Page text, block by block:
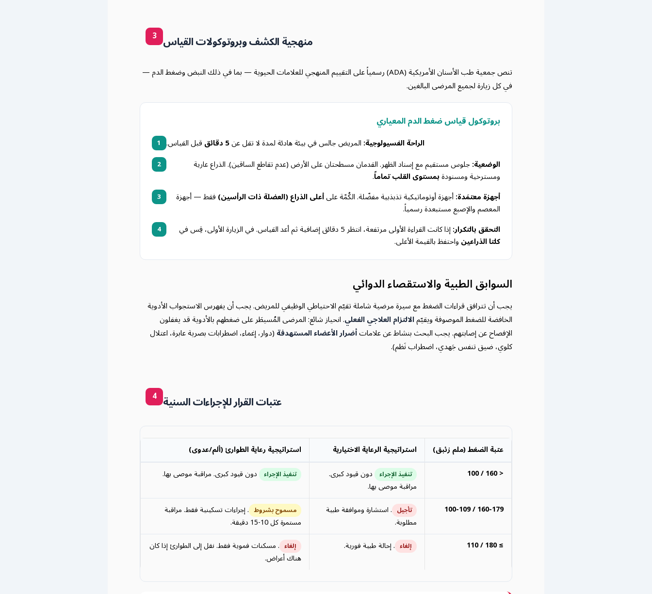
3 منهجية الكشف وبروتوكولات القياس
تنص جمعية طب الأسنان الأمريكية (ADA) رسمياً على التقييم المنهجي للعلامات الحيوية — بما في ذلك النبض وضغط الدم —
في كل زيارة لجميع المرضى البالغين.
بروتوكول قياس ضغط الدم المعياري
1 الراحة الفسيولوجية:المريض جالس في بيئة هادئة لمدة لا تقل عن5 دقائق قبل القياس.
2 الوضعية:جلوس مستقيم مع إسناد الظهر. القدمان مسطحتان على الأرض (عدم تقاطع الساقين). الذراع عارية
ومسترخية ومسنودةبمستوى القلب تماماً.
3 أجهزة معتمَدة:أجهزة أوتوماتيكية تذبذبية مفضّلة. الكُمّة علىأعلى الذراع (العضلة ذات الرأسين)فقط — أجهزة
المعصم والإصبع مستبعدة رسمياً.
4 التحقق بالتكرار:إذا كانت القراءة الأولى مرتفعة، انتظر 5 دقائق إضافية ثم أعد القياس. في الزيارة الأولى، قِس في
كلتا الذراعينواحتفظ بالقيمة الأعلى.
السوابق الطبية والاستقصاء الدوائي
يجب أن تترافق قراءات الضغط مع سيرة مرضية شاملة تقيّم الاحتياطي الوظيفي للمريض. يجب أن يفهرس الاستجواب الأدوية
الخافضة للضغط الموصوفة ويقيّمالالتزام العلاجي الفعلي. انحياز شائع: المرضى المُسيطَر على ضغطهم بالأدوية قد يغفلون
الإفصاح عن إصابتهم. يجب البحث بنشاط عن علاماتأضرار الأعضاء المستهدفة(دوار، إغماء، اضطرابات بصرية عابرة، اعتلال
كلوي، ضيق تنفس جَهدي، اضطراب نَظم).
4 عتبات القرار للإجراءات السنية
عتبة الضغط (ملم زئبق) استراتيجية الرعاية الاختيارية
استراتيجية رعاية الطوارئ (ألم/عدوى)
< 160 / 100
تنفيذ الإجراء دون قيود كبرى.
مراقبة موصى بها.
تنفيذ الإجراء دون قيود كبرى. مراقبة موصى بها.
160-179 / 100-109 تأجيل . استشارة وموافقة طبية
مطلوبة.
مسموح بشروط . إجراءات تسكينية فقط. مراقبة
مستمرة كل 10-15 دقيقة.
≥ 180 / 110
إلغاء . إحالة طبية فورية. إلغاء . مسكنات فموية فقط. نقل إلى الطوارئ إذا كان
هناك أعراض.